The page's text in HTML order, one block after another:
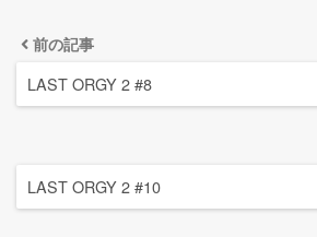
前の記事
LAST ORGY 2 #8
LAST ORGY 2 #10